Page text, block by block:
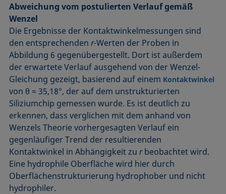
Abweichung vom postulierten Verlauf gemäß
Wenzel
Die Ergebnisse der Kontaktwinkelmessungen sind
den entsprechendenr-Werten der Proben in
Abbildung 6 gegenübergestellt. Dort ist außerdem
der erwartete Verlauf ausgehend von der Wenzel-
Gleichung gezeigt, basierend auf einem Kontaktwinkel
von θ = 35,18°, der auf dem unstrukturierten
Siliziumchip gemessen wurde. Es ist deutlich zu
erkennen, dass verglichen mit dem anhand von
Wenzels Theorie vorhergesagten Verlauf ein
gegenläufiger Trend der resultierenden
Kontaktwinkel in Abhängigkeit zurbeobachtet wird.
Eine hydrophile Oberfläche wird hier durch
Oberflächenstrukturierung hydrophober und nicht
hydrophiler.